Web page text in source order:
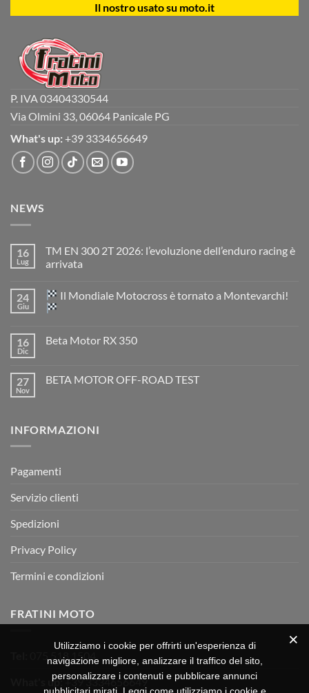
Il nostro usato su moto.it
P. IVA 03404330544
Via Olmini 33, 06064 Panicale PG
What's up: +39 3334656649
NEWS
16
Lug
TM EN 300 2T 2026: l’evoluzione dell’enduro racing è
arrivata
su
TM
EN
2026:
è
arrivata
24
Giu
Il Mondiale Motocross è tornato a Montevarchi!
su
Motocross
è
16
Dic
Beta Motor RX 350
Beta
27
Nov
BETA MOTOR OFF-ROAD TEST
MOTOR
INFORMAZIONI
Pagamenti
Servizio clienti
Spedizioni
Privacy Policy
Termini e condizioni
FRATINI MOTO
075 518 1504
What's up: +39 3334656649
Utilizziamo i cookie per offrirti un'esperienza di
navigazione migliore, analizzare il traffico del sito,
personalizzare i contenuti e pubblicare annunci
pubblicitari mirati. Leggi come utilizziamo i cookie e